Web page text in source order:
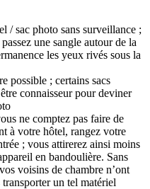
/ sac photo sans surveillance ;
une sangle autour de la
les yeux rivés sous la
possible ; certains sacs
connaisseur pour deviner
ne comptez pas faire de
à votre hôtel, rangez votre
; vous attirerez ainsi moins
en bandoulière. Sans
voisins de chambre n’ont
un tel matériel